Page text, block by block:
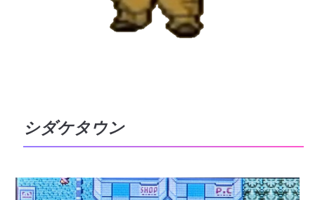
シダケタウン